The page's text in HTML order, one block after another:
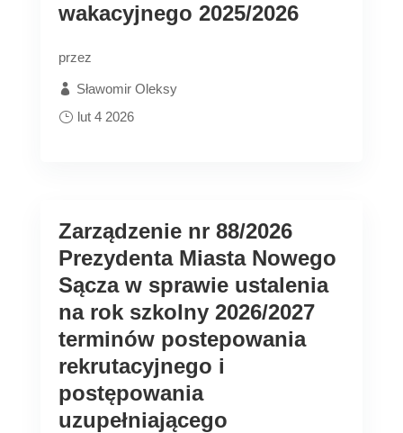
wakacyjnego 2025/2026
przez
Sławomir Oleksy
lut 4 2026
Zarządzenie nr 88/2026
Prezydenta Miasta Nowego
Sącza w sprawie ustalenia
na rok szkolny 2026/2027
terminów postepowania
rekrutacyjnego i
postępowania
uzupełniającego